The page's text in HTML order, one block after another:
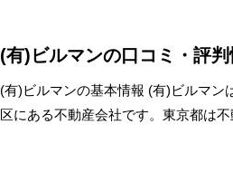
(有)ビルマンの口コミ・評
(有)ビルマンの基本情報 (有)ビルマン
区にある不動産会社です。東京都は